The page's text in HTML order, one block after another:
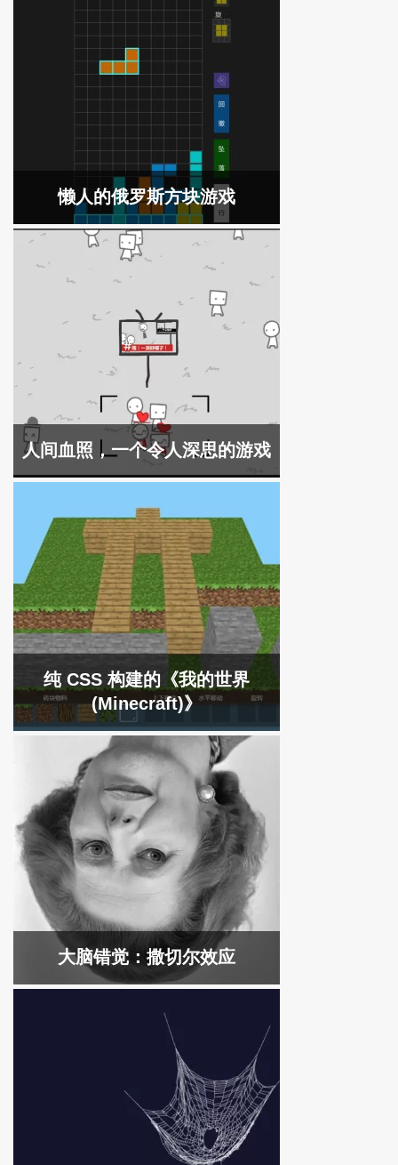
懒人的俄罗斯方块游戏
人间血照，一个令人深思的游戏
纯 CSS 构建的《我的世界
(Minecraft)》
大脑错觉：撒切尔效应